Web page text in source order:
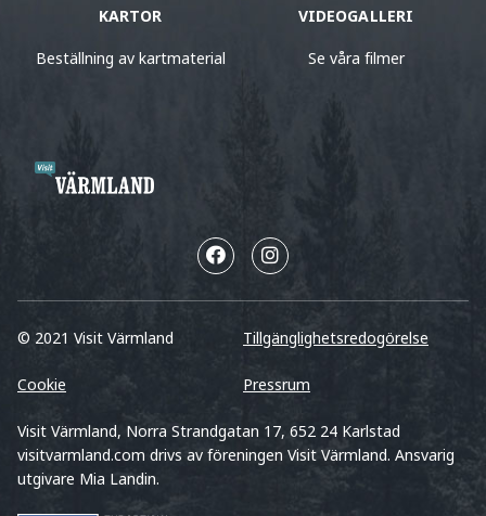
KARTOR
Beställning av kartmaterial
VIDEOGALLERI
Se våra filmer
© 2021 Visit Värmland Tillgänglighetsredogörelse
Cookie Pressrum
Visit Värmland, Norra Strandgatan 17, 652 24 Karlstad
visitvarmland.com drivs av föreningen Visit Värmland. Ansvarig
utgivare Mia Landin.